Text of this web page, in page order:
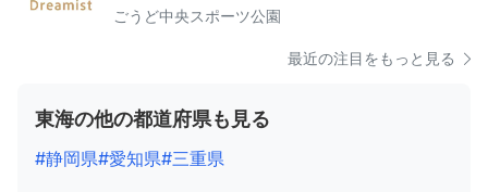
ごうど中央スポーツ公園
最近の注目をもっと見る
東海の他の都道府県も見る
#静岡県#愛知県#三重県